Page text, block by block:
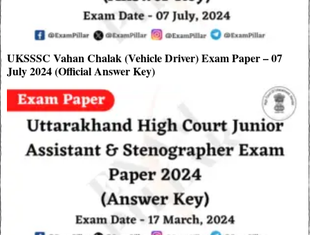
UKSSSC Vahan Chalak (Vehicle Driver) Exam Paper – 07
July 2024 (Official Answer Key)